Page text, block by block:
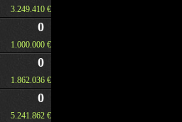
3.249.410 €
0
1.000.000 €
0
1.862.036 €
0
5.241.862 €